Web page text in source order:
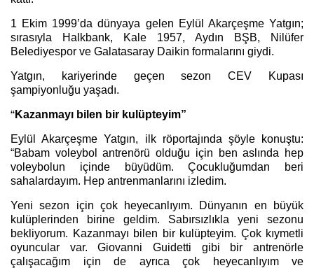
1 Ekim 1999’da dünyaya gelen Eylül Akarçeşme Yatgın;
sırasıyla Halkbank, Kale 1957, Aydın BŞB, Nilüfer
Belediyespor ve Galatasaray Daikin formalarını giydi.
Yatgın, kariyerinde geçen sezon CEV Kupası
şampiyonluğu yaşadı.
“Kazanmayı bilen bir kulüpteyim”
Eylül Akarçeşme Yatgın, ilk röportajında şöyle konuştu:
“Babam voleybol antrenörü olduğu için ben aslında hep
voleybolun içinde büyüdüm. Çocukluğumdan beri
sahalardayım. Hep antrenmanlarını izledim.
Yeni sezon için çok heyecanlıyım. Dünyanın en büyük
kulüplerinden birine geldim. Sabırsızlıkla yeni sezonu
bekliyorum. Kazanmayı bilen bir kulüpteyim. Çok kıymetli
oyuncular var. Giovanni Guidetti gibi bir antrenörle
çalışacağım için de ayrıca çok heyecanlıyım ve